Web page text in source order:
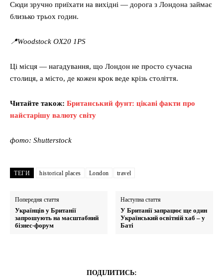
Сюди зручно приїхати на вихідні — дорога з Лондона займає
близько трьох годин.
📍Woodstock OX20 1PS
Ці місця — нагадування, що Лондон не просто сучасна
столиця, а місто, де кожен крок веде крізь століття.
Читайте також: Британський фунт: цікаві факти про
найстарішу валюту світу
фото: Shutterstock
ТЕГИ historical places London travel
Попередня стаття
Українців у Британії
запрошують на масштабний
бізнес-форум
Наступна стаття
У Британії запрацює ще один
Український освітній хаб – у
Баті
ПОДІЛИТИСЬ: